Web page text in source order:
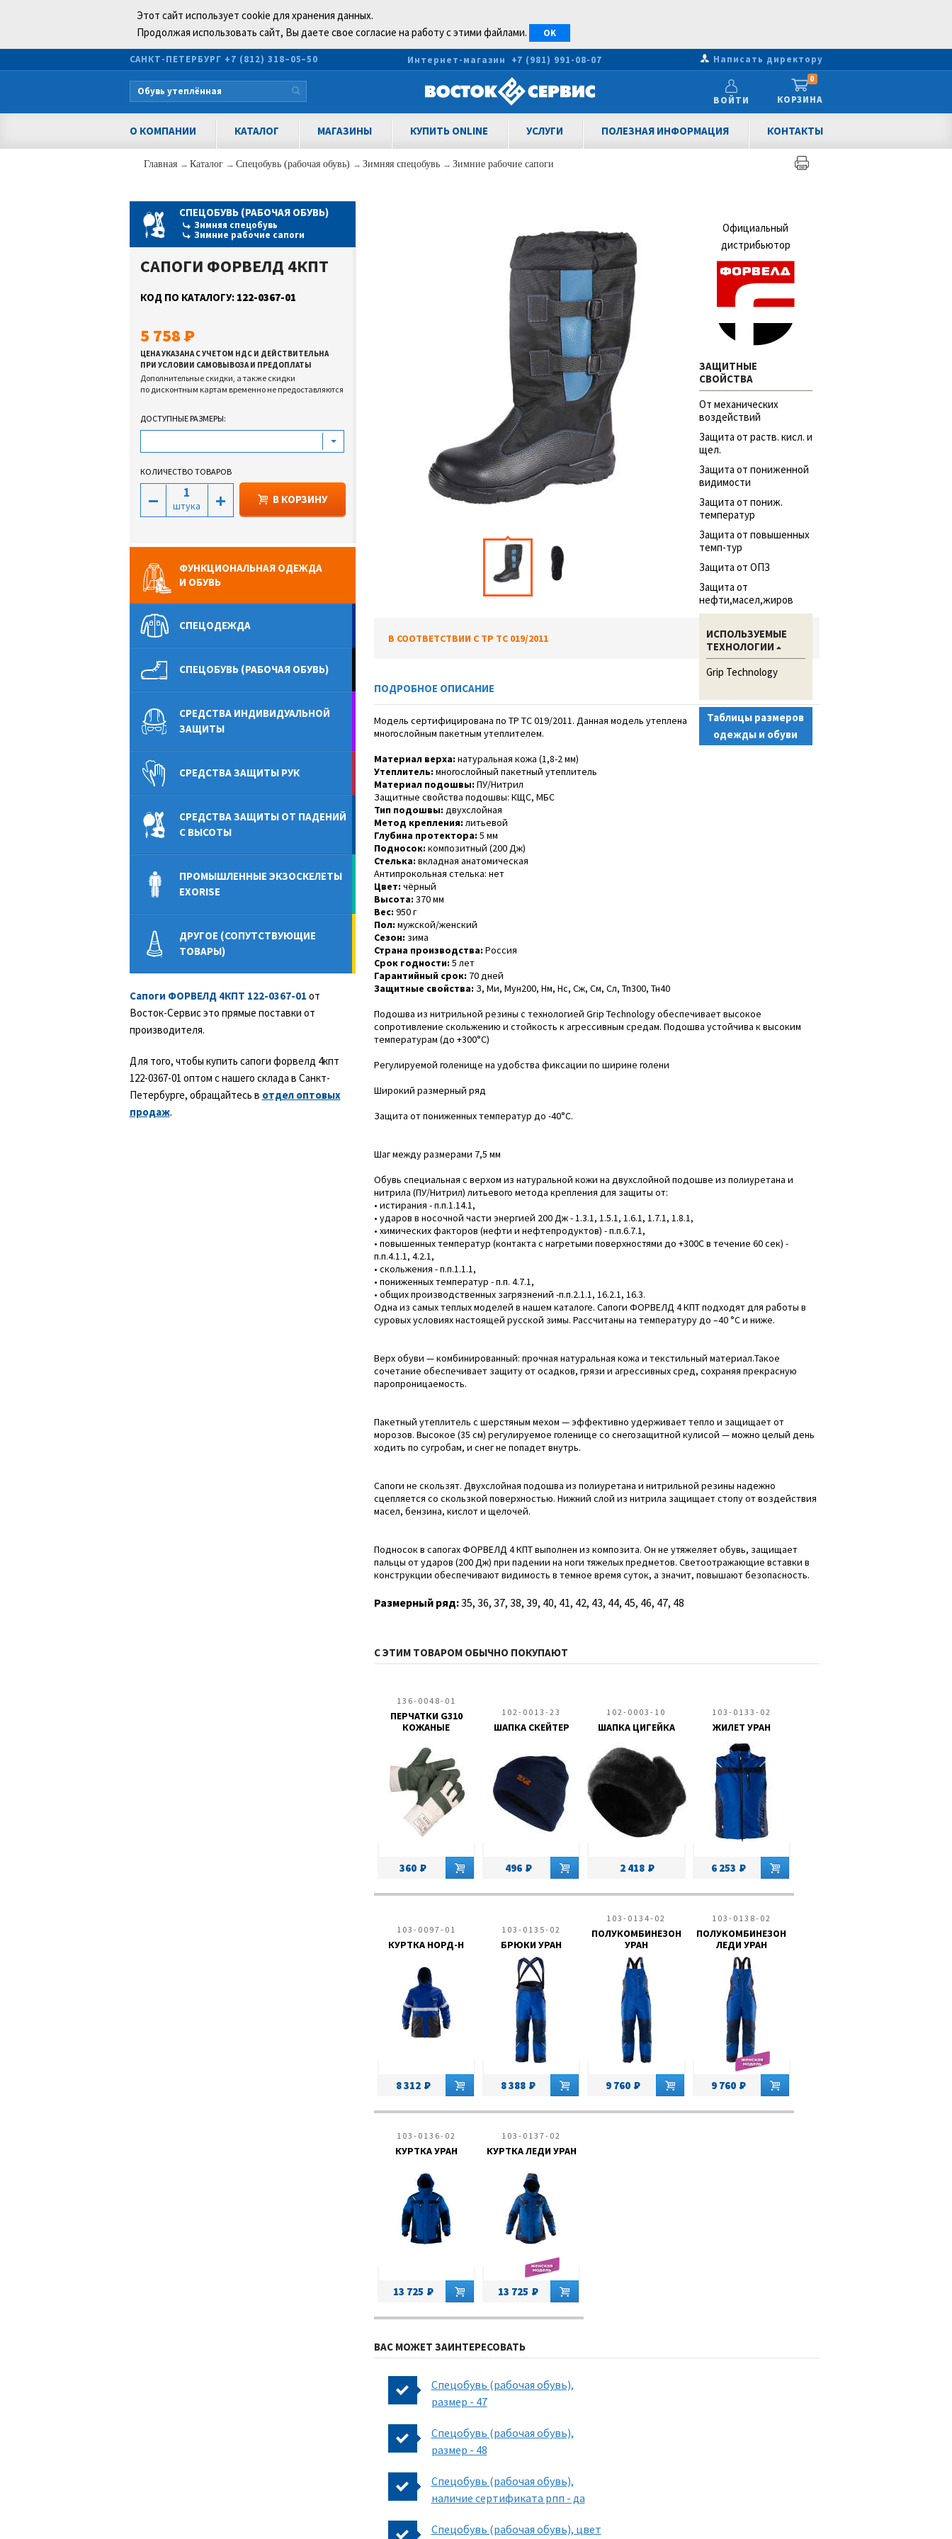
Этот сайт использует cookie для хранения данных.
Продолжая использовать сайт, Вы даете свое согласие на работу с этими файлами.
OK
САНКТ-ПЕТЕРБУРГ +7 (812) 318–05–50 Интернет-магазин +7 (981) 991-08-07 Написать директору
ВОЙТИ КОРЗИНА
0
О КОМПАНИИ КАТАЛОГ МАГАЗИНЫ КУПИТЬ ONLINE УСЛУГИ ПОЛЕЗНАЯ ИНФОРМАЦИЯ КОНТАКТЫ
Главная → Каталог → Спецобувь (рабочая обувь) → Зимняя спецобувь → Зимние рабочие сапоги
Официальный
дистрибьютор
ЗАЩИТНЫЕ
СВОЙСТВА
От механических
воздействий
Защита от раств. кисл. и
щел.
Защита от пониженной
видимости
Защита от пониж.
температур
Защита от повышенных
темп-тур
Защита от ОПЗ
Защита от
нефти,масел,жиров
ИСПОЛЬЗУЕМЫЕ
ТЕХНОЛОГИИ
Grip Technology
Таблицы размеров
одежды и обуви
В СООТВЕТСТВИИ С ТР ТС 019/2011
ПОДРОБНОЕ ОПИСАНИЕ
Модель сертифицирована по ТР ТС 019/2011. Данная модель утеплена
многослойным пакетным утеплителем.
Материал верха: натуральная кожа (1,8-2 мм)
Утеплитель: многослойный пакетный утеплитель
Материал подошвы: ПУ/Нитрил
Защитные свойства подошвы: КЩС, МБС
Тип подошвы: двухслойная
Метод крепления: литьевой
Глубина протектора: 5 мм
Подносок: композитный (200 Дж)
Стелька: вкладная анатомическая
Антипрокольная стелька: нет
Цвет: чёрный
Высота: 370 мм
Вес: 950 г
Пол: мужской/женский
Сезон: зима
Страна производства: Россия
Срок годности: 5 лет
Гарантийный срок: 70 дней
Защитные свойства: З, Ми, Мун200, Нм, Нс, Сж, См, Сл, Тп300, Тн40
Подошва из нитрильной резины с технологией Grip Technology обеспечивает высокое
сопротивление скольжению и стойкость к агрессивным средам. Подошва устойчива к высоким
температурам (до +300°C)
Регулируемой голенище на удобства фиксации по ширине голени
Широкий размерный ряд
Защита от пониженных температур до -40°С.
Шаг между размерами 7,5 мм
Обувь специальная с верхом из натуральной кожи на двухслойной подошве из полиуретана и
нитрила (ПУ/Нитрил) литьевого метода крепления для защиты от:
• истирания - п.п.1.14.1,
• ударов в носочной части энергией 200 Дж - 1.3.1, 1.5.1, 1.6.1, 1.7.1, 1.8.1,
• химических факторов (нефти и нефтепродуктов) - п.п.6.7.1,
• повышенных температур (контакта с нагретыми поверхностями до +300С в течение 60 сек) -
п.п.4.1.1, 4.2.1,
• скольжения - п.п.1.1.1,
• пониженных температур - п.п. 4.7.1,
• общих производственных загрязнений -п.п.2.1.1, 16.2.1, 16.3.
Одна из самых теплых моделей в нашем каталоге. Сапоги ФОРВЕЛД 4 КПТ подходят для работы в
суровых условиях настоящей русской зимы. Рассчитаны на температуру до –40 °C и ниже.
Верх обуви — комбинированный: прочная натуральная кожа и текстильный материал.Такое
сочетание обеспечивает защиту от осадков, грязи и агрессивных сред, сохраняя прекрасную
паропроницаемость.
Пакетный утеплитель с шерстяным мехом — эффективно удерживает тепло и защищает от
морозов. Высокое (35 см) регулируемое голенище со снегозащитной кулисой — можно целый день
ходить по сугробам, и снег не попадет внутрь.
Сапоги не скользят. Двухслойная подошва из полиуретана и нитрильной резины надежно
сцепляется со скользкой поверхностью. Нижний слой из нитрила защищает стопу от воздействия
масел, бензина, кислот и щелочей.
Подносок в сапогах ФОРВЕЛД 4 КПТ выполнен из композита. Он не утяжеляет обувь, защищает
пальцы от ударов (200 Дж) при падении на ноги тяжелых предметов. Светоотражающие вставки в
конструкции обеспечивают видимость в темное время суток, а значит, повышают безопасность.
Размерный ряд:35, 36, 37, 38, 39, 40, 41, 42, 43, 44, 45, 46, 47, 48
С ЭТИМ ТОВАРОМ ОБЫЧНО ПОКУПАЮТ
136-0048-01
ПЕРЧАТКИ G310
КОЖАНЫЕ
360
102-0013-23
ШАПКА СКЕЙТЕР
496
102-0003-10
ШАПКА ЦИГЕЙКА
2 418
103-0133-02
ЖИЛЕТ УРАН
6 253
103-0097-01
КУРТКА НОРД-Н
8 312
103-0135-02
БРЮКИ УРАН
8 388
103-0134-02
ПОЛУКОМБИНЕЗОН
УРАН
9 760
103-0138-02
ПОЛУКОМБИНЕЗОН
ЛЕДИ УРАН
9 760
103-0136-02
КУРТКА УРАН
13 725
103-0137-02
КУРТКА ЛЕДИ УРАН
13 725
ВАС МОЖЕТ ЗАИНТЕРЕСОВАТЬ
Спецобувь (рабочая обувь),
размер - 47
Спецобувь (рабочая обувь),
размер - 48
Спецобувь (рабочая обувь),
наличие сертификата рпп - да
Спецобувь (рабочая обувь), цвет
СПЕЦОБУВЬ (РАБОЧАЯ ОБУВЬ)
Зимняя спецобувь
Зимние рабочие сапоги
САПОГИ ФОРВЕЛД 4КПТ
КОД ПО КАТАЛОГУ: 122-0367-01
5 758
ЦЕНА УКАЗАНА С УЧЕТОМ НДС И ДЕЙСТВИТЕЛЬНА
ПРИ УСЛОВИИ САМОВЫВОЗА И ПРЕДОПЛАТЫ
Дополнительные скидки, а также скидки
по дисконтным картам временно не предоставляются
ДОСТУПНЫЕ РАЗМЕРЫ:
КОЛИЧЕСТВО ТОВАРОВ
штука В КОРЗИНУ
ФУНКЦИОНАЛЬНАЯ ОДЕЖДА
И ОБУВЬ
СПЕЦОДЕЖДА
СПЕЦОБУВЬ (РАБОЧАЯ ОБУВЬ)
СРЕДСТВА ИНДИВИДУАЛЬНОЙ
ЗАЩИТЫ
СРЕДСТВА ЗАЩИТЫ РУК
СРЕДСТВА ЗАЩИТЫ ОТ ПАДЕНИЙ
С ВЫСОТЫ
ПРОМЫШЛЕННЫЕ ЭКЗОСКЕЛЕТЫ
EXORISE
ДРУГОЕ (СОПУТСТВУЮЩИЕ
ТОВАРЫ)
Сапоги ФОРВЕЛД 4КПТ 122-0367-01 от
Восток-Сервис это прямые поставки от
производителя.
Для того, чтобы купить сапоги форвелд 4кпт
122-0367-01 оптом с нашего склада в Санкт-
Петербурге, обращайтесь в отдел оптовых
продаж.